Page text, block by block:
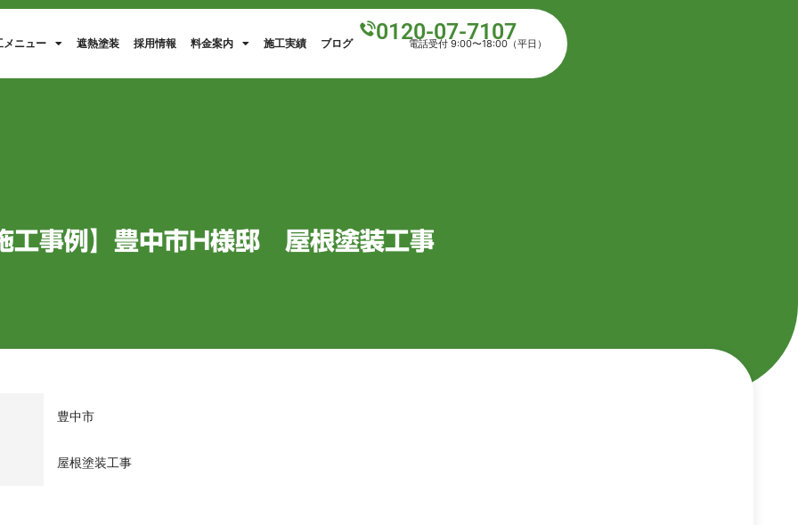
メニュー 遮熱塗装 採用情報 料金案内 施工実績 ブログ 0120-07-7107
電話受付 9:00〜18:00（平日）
工事例】豊中市H様邸 屋根塗装工事
豊中市
屋根塗装工事